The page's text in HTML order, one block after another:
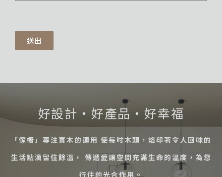
送出
好設計・好產品・好幸福
「傢櫥」專注實木的運用 使每吋木頭，烙印著令人回味的
生活點滴留住餘溫， 傳遞愛讓空間充滿生命的溫度，為您
行住的光合作用。